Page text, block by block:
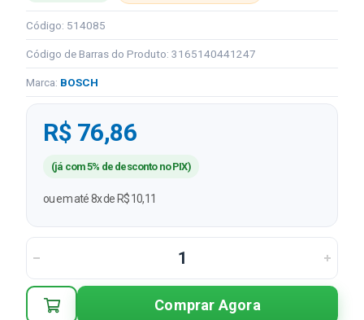
Código: 514085
Código de Barras do Produto: 3165140441247
Marca: BOSCH
R$ 76,86
(já com 5% de desconto no PIX)
ou em até 8x de R$ 10,11
Comprar Agora